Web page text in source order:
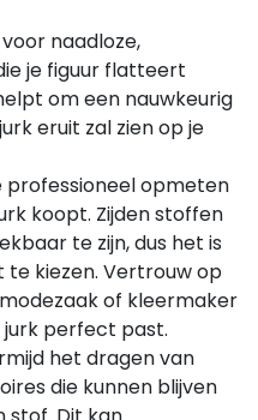
naadloze,
je figuur flatteert
om een nauwkeurig
eruit zal zien op je
professioneel opmeten
koopt. Zijden stoffen
te zijn, dus het is
te kiezen. Vertrouw op
of kleermaker
perfect past.
het dragen van
die kunnen blijven